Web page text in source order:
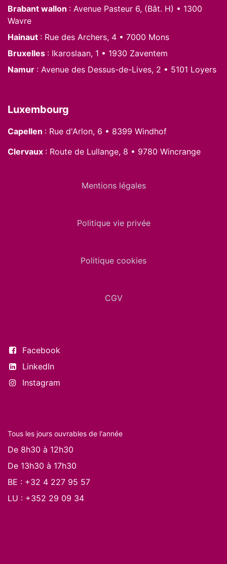
Brabant wallon : Avenue Pasteur 6, (Bât. H) • 1300
Wavre
Hainaut : Rue des Archers, 4 • 7000 Mons
Bruxelles : Ikaroslaan, 1 • 1930 Zaventem
Namur : Avenue des Dessus-de-Lives, 2 • 5101 Loyers
Luxembourg
Capellen : Rue d'Arlon, 6 • 8399 Windhof
Clervaux : Route de Lullange, 8 • 9780 Wincrange
Mentions légales
Politique vie privée
Politique cookies
CGV
Facebook
LinkedIn
Instagram
Tous les jours ouvrables de l'année
De 8h30 à 12h30
De 13h30 à 17h30
BE : +32 4 227 95 57
LU : +352 29 09 34